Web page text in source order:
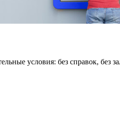
условия: без справок,